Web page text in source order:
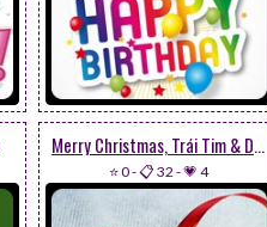
Merry Christmas, Trái Tim & Dây Thắt Nơ
⭐ 0-📋 32 -💗 4